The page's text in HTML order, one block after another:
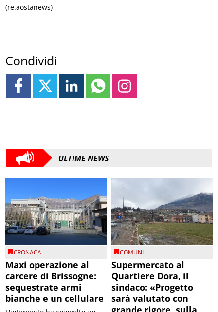
(re.aostanews)
Condividi
ULTIME NEWS
CRONACA
Maxi operazione al
carcere di Brissogne:
sequestrate armi
bianche e un cellulare
COMUNI
Supermercato al
Quartiere Dora, il
sindaco: «Progetto
sarà valutato con